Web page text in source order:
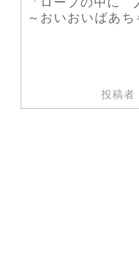
～おいおいばあち
投稿者